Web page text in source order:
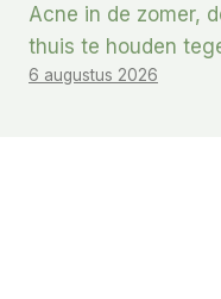
Acne in de zomer,
thuis te houden
6 augustus 2026